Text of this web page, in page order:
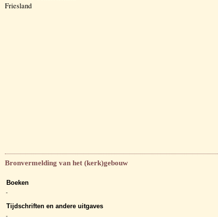
Friesland
Bronvermelding van het (kerk)gebouw
Boeken
-
Tijdschriften en andere uitgaves
-